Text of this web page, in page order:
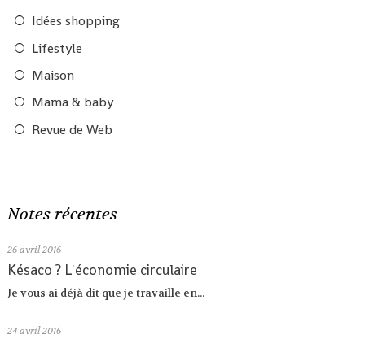
Idées shopping
Lifestyle
Maison
Mama & baby
Revue de Web
Notes récentes
26 avril 2016
Késaco ? L'économie circulaire
Je vous ai déjà dit que je travaille en...
24 avril 2016